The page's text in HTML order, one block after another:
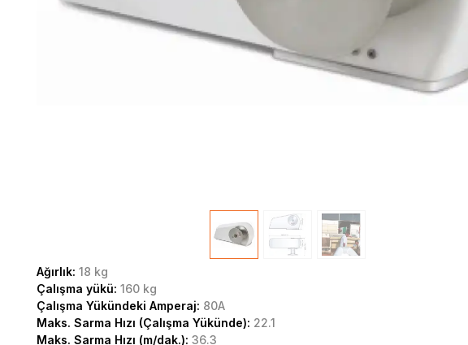
Ağırlık:18 kg
Çalışma yükü:160 kg
Çalışma Yükündeki Amperaj: 80A
Maks. Sarma Hızı (Çalışma Yükünde): 22.1
Maks. Sarma Hızı (m/dak.):36.3